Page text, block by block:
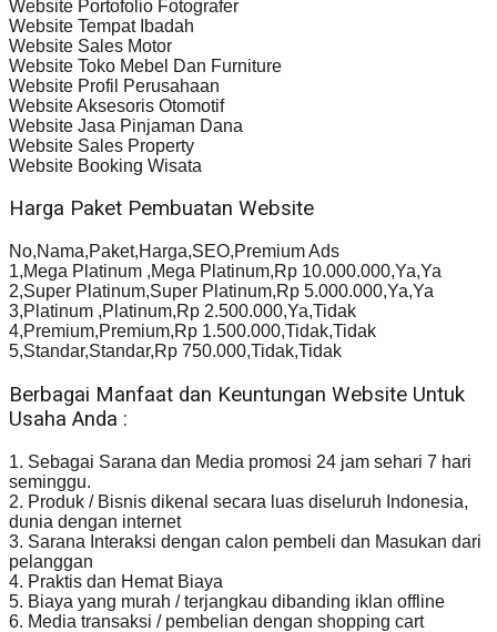
Website Portofolio Fotografer
Website Tempat Ibadah
Website Sales Motor
Website Toko Mebel Dan Furniture
Website Profil Perusahaan
Website Aksesoris Otomotif
Website Jasa Pinjaman Dana
Website Sales Property
Website Booking Wisata
Harga Paket Pembuatan Website
No,Nama,Paket,Harga,SEO,Premium Ads
1,Mega Platinum ,Mega Platinum,Rp 10.000.000,Ya,Ya
2,Super Platinum,Super Platinum,Rp 5.000.000,Ya,Ya
3,Platinum ,Platinum,Rp 2.500.000,Ya,Tidak
4,Premium,Premium,Rp 1.500.000,Tidak,Tidak
5,Standar,Standar,Rp 750.000,Tidak,Tidak
Berbagai Manfaat dan Keuntungan Website Untuk
Usaha Anda :
1. Sebagai Sarana dan Media promosi 24 jam sehari 7 hari
seminggu.
2. Produk / Bisnis dikenal secara luas diseluruh Indonesia,
dunia dengan internet
3. Sarana Interaksi dengan calon pembeli dan Masukan dari
pelanggan
4. Praktis dan Hemat Biaya
5. Biaya yang murah / terjangkau dibanding iklan offline
6. Media transaksi / pembelian dengan shopping cart